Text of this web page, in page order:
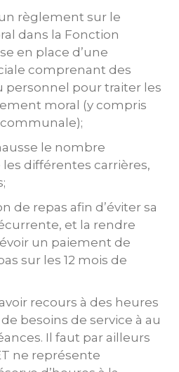
règlement sur le
dans la Fonction
en place d’une
comprenant des
personnel pour traiter les
moral (y compris
le nombre
différentes carrières,
de repas afin d’éviter sa
et la rendre
un paiement de
sur les 12 mois de
recours à des heures
besoins de service à au
Il faut par ailleurs
ne représente